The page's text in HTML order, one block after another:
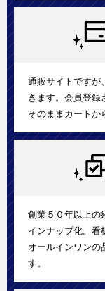
通販サイトですが
きます。会員登録
そのままカートか
創業５０年以上の
インナップ化。看
オールインワンの
す。